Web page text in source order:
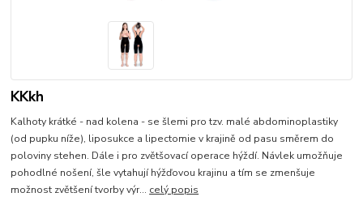
KKkh
Kalhoty krátké - nad kolena - se šlemi pro tzv. malé abdominoplastiky
(od pupku níže), liposukce a lipectomie v krajině od pasu směrem do
poloviny stehen. Dále i pro zvětšovací operace hýždí. Návlek umožňuje
pohodlné nošení, šle vytahují hýžďovou krajinu a tím se zmenšuje
možnost zvětšení tvorby výr... celý popis